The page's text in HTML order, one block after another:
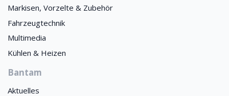
Markisen, Vorzelte & Zubehör
Fahrzeugtechnik
Multimedia
Kühlen & Heizen
Bantam
Aktuelles